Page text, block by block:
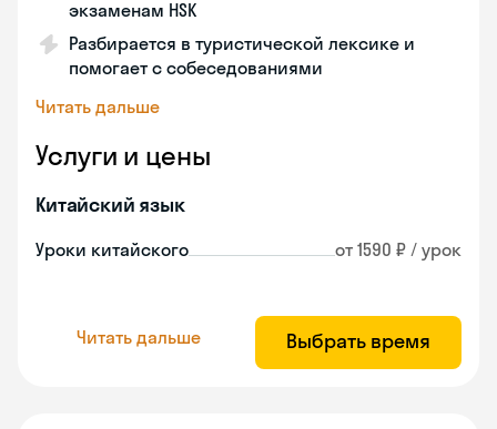
экзаменам HSK
Разбирается в туристической лексике и
помогает с собеседованиями
Читать дальше
Услуги и цены
Китайский язык
Уроки китайского от 1590 ₽ / урок
Читать дальше Выбрать время